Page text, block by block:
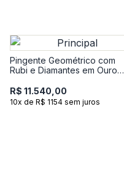
Pingente Geométrico com
Rubi e Diamantes em Ouro
R$ 11.540,00
10x de R$ 1154 sem juros